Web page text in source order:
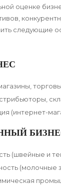
оценке
следующие
(интернет-
(швейные и
(молочные